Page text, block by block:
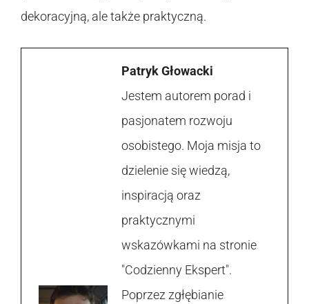
dekoracyjną, ale także praktyczną.
Patryk Głowacki
Jestem autorem porad i
pasjonatem rozwoju
osobistego. Moja misja to
dzielenie się wiedzą,
inspiracją oraz
praktycznymi
wskazówkami na stronie
"Codzienny Ekspert".
Poprzez zgłębianie